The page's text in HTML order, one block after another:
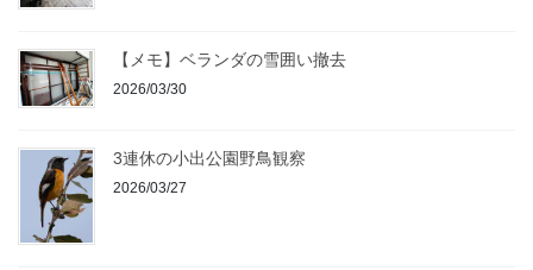
【メモ】ベランダの雪囲い撤去
2026/03/30
3連休の小出公園野鳥観察
2026/03/27